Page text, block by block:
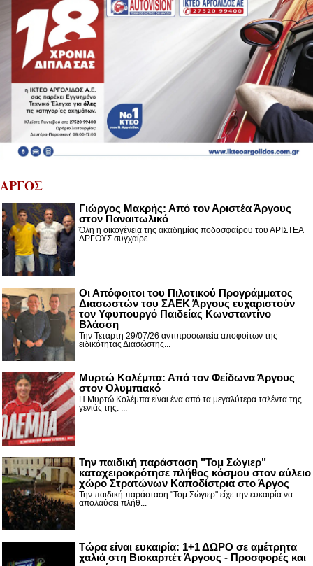
ΑΡΓΟΣ
Γιώργος Μακρής: Από τον Αριστέα Άργους
στον Παναιτωλικό
Όλη η οικογένεια της ακαδημίας ποδοσφαίρου του ΑΡΙΣΤΕΑ
ΑΡΓΟΥΣ συγχαίρε...
Οι Απόφοιτοι του Πιλοτικού Προγράμματος
Διασωστών του ΣΑΕΚ Άργους ευχαριστούν
τον Υφυπουργό Παιδείας Κωνσταντίνο
Βλάσση
Την Τετάρτη 29/07/26 αντιπροσωπεία αποφοίτων της
ειδικότητας Διασώστης...
Μυρτώ Κολέμπα: Από τον Φείδωνα Άργους
στον Ολυμπιακό
Η Μυρτώ Κολέμπα είναι ένα από τα μεγαλύτερα ταλέντα της
γενιάς της. ...
Την παιδική παράσταση "Τομ Σώγιερ"
καταχειροκρότησε πλήθος κόσμου στον αύλειο
χώρο Στρατώνων Καποδίστρια στο Άργος
Την παιδική παράσταση "Τομ Σώγιερ" είχε την ευκαιρία να
απολαύσει πλήθ...
Τώρα είναι ευκαιρία: 1+1 ΔΩΡΟ σε αμέτρητα
χαλιά στη Βιοκαρπέτ Άργους - Προσφορές και